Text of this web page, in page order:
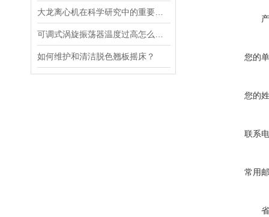
如何维护和清洁脱色翘板摇床？ 您的
您的
联系
常用